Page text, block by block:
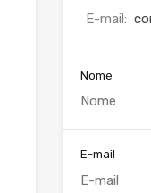
E-mail:
Nome
E-mail